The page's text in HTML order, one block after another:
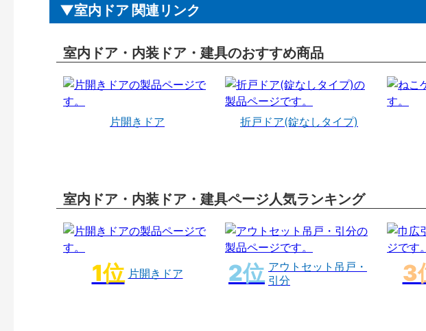
室内ドア 関連リンク
室内ドア・内装ドア・建具のおすすめ商品
片開きドア 折戸ドア(錠なしタイプ)
室内ドア・内装ドア・建具ページ人気ランキング
片開きドア
アウトセット吊戸・
引分